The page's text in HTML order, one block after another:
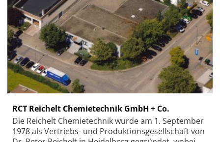
RCT Reichelt Chemietechnik GmbH + Co.
Die Reichelt Chemietechnik wurde am 1. September
1978 als Vertriebs- und Produktionsgesellschaft von